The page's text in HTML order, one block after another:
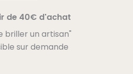
de 40€ d'achat
briller un artisan"
sur demande